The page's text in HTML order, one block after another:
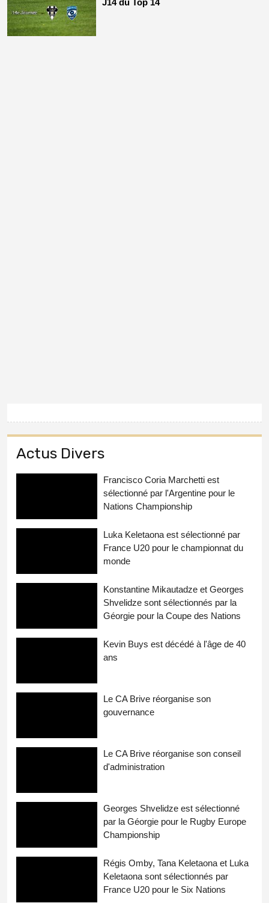
J14 du Top 14
Actus Divers
Francisco Coria Marchetti est
sélectionné par l'Argentine pour le
Nations Championship
Luka Keletaona est sélectionné par
France U20 pour le championnat du
monde
Konstantine Mikautadze et Georges
Shvelidze sont sélectionnés par la
Géorgie pour la Coupe des Nations
Kevin Buys est décédé à l'âge de 40
ans
Le CA Brive réorganise son
gouvernance
Le CA Brive réorganise son conseil
d'administration
Georges Shvelidze est sélectionné
par la Géorgie pour le Rugby Europe
Championship
Régis Omby, Tana Keletaona et Luka
Keletaona sont sélectionnés par
France U20 pour le Six Nations